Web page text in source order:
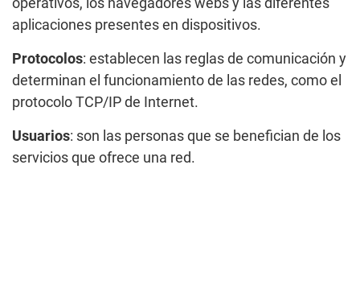
operativos, los navegadores webs y las diferentes
aplicaciones presentes en dispositivos.
Protocolos: establecen las reglas de comunicación y
determinan el funcionamiento de las redes, como el
protocolo TCP/IP de Internet.
Usuarios: son las personas que se benefician de los
servicios que ofrece una red.